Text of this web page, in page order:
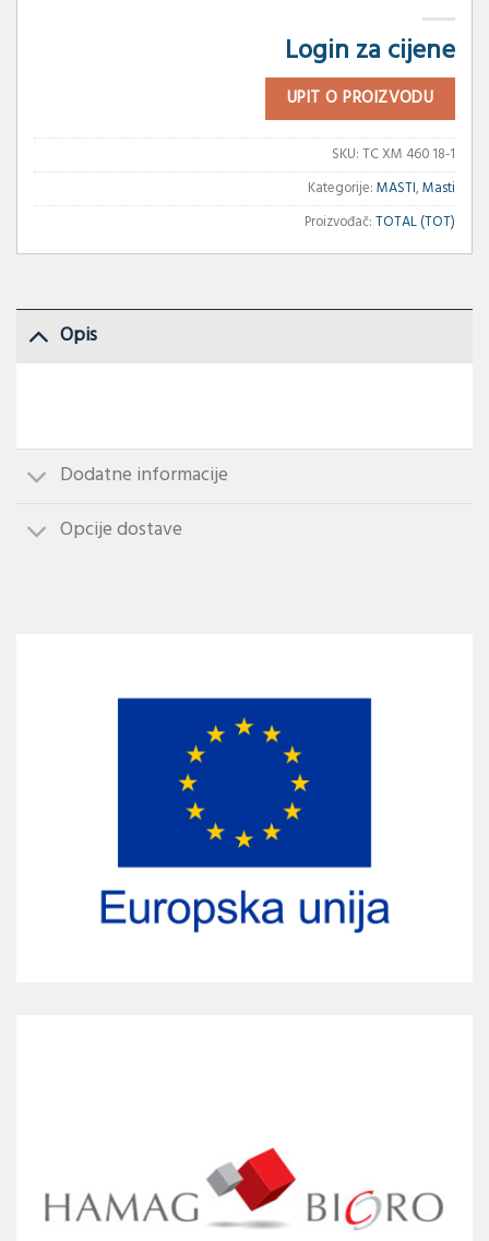
Login za cijene
UPIT O PROIZVODU
SKU:TC XM 460 18-1
Kategorije:MASTI,Masti
Proizvođač:TOTAL (TOT)
Opis
Dodatne informacije
Opcije dostave